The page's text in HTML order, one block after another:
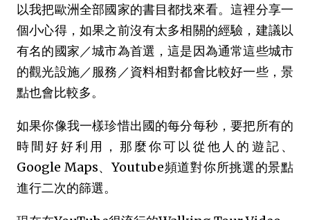
以我把歐洲全部國家的書目都找來看。這裡分享一
個小心得，如果之前沒有太多相關的經驗，建議以
有名的國家／城市為首選，這是因為通常這些城市
的觀光設施／服務／資料相對都會比較好一些，景
點也會比較多。
如果你像我一樣珍惜出國的每分每秒，要把所有的
時間好好利用，那麼你可以從他人的遊記、
Google Maps、Youtube頻道對你所挑選的景點
進行二次的篩選。